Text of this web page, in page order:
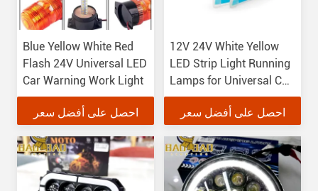
Blue Yellow White Red
Flash 24V Universal LED
Car Warning Work Light
احصل على أفضل سعر
12V 24V White Yellow
LED Strip Light Running
Lamps for Universal Car
Decorative Light
احصل على أفضل سعر